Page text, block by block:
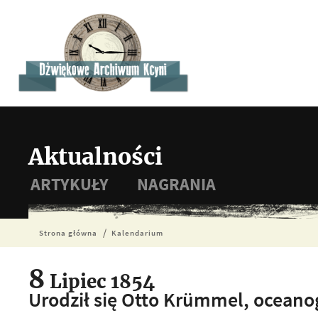
Aktualności
ARTYKUŁY NAGRANIA
Strona główna Kalendarium
8 Lipiec 1854
Urodził się Otto Krümmel,